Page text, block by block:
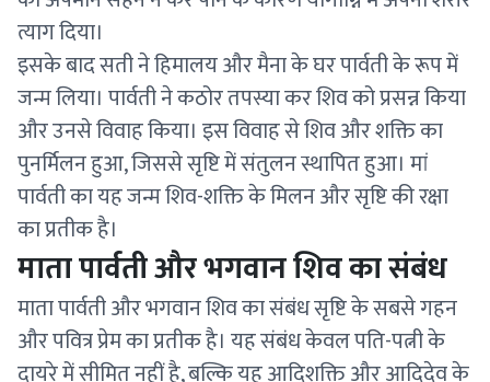
त्याग दिया।
इसके बाद सती ने हिमालय और मैना के घर पार्वती के रूप में
जन्म लिया। पार्वती ने कठोर तपस्या कर शिव को प्रसन्न किया
और उनसे विवाह किया। इस विवाह से शिव और शक्ति का
पुनर्मिलन हुआ, जिससे सृष्टि में संतुलन स्थापित हुआ। मां
पार्वती का यह जन्म शिव-शक्ति के मिलन और सृष्टि की रक्षा
का प्रतीक है।
माता पार्वती और भगवान शिव का संबंध
माता पार्वती और भगवान शिव का संबंध सृष्टि के सबसे गहन
और पवित्र प्रेम का प्रतीक है। यह संबंध केवल पति-पत्नी के
दायरे में सीमित नहीं है, बल्कि यह आदिशक्ति और आदिदेव के